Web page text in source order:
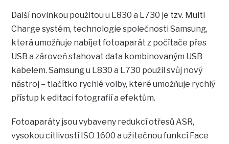
Další novinkou použitou u L830 a L730 je tzv. Multi
Charge systém, technologie společnosti Samsung,
která umožňuje nabíjet fotoaparát z počítače přes
USB a zároveň stahovat data kombinovaným USB
kabelem. Samsung u L830 a L730 použil svůj nový
nástroj – tlačítko rychlé volby, které umožňuje rychlý
přístup k editaci fotografií a efektům.
Fotoaparáty jsou vybaveny redukcí otřesů ASR,
vysokou citlivostí ISO 1600 a užitečnou funkcí Face